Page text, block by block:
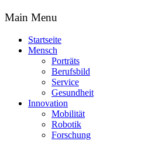
Main Menu
Startseite
Mensch
Porträts
Berufsbild
Service
Gesundheit
Innovation
Mobilität
Robotik
Forschung